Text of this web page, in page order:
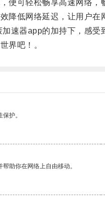
可轻松畅享高速网络，
低网络延迟，让用户在
器app的加持下，感受
界吧！。
护。
助你在网络上自由移动。